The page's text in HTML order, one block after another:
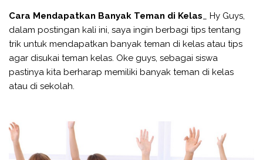
Cara Mendapatkan Banyak Teman di Kelas _ Hy Guys,
dalam postingan kali ini, saya ingin berbagi tips tentang
trik untuk mendapatkan banyak teman di kelas atau tips
agar disukai teman kelas. Oke guys, sebagai siswa
pastinya kita berharap memiliki banyak teman di kelas
atau di sekolah.